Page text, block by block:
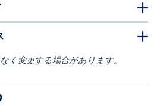
く変更する場合があります。